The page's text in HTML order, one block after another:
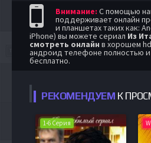
Внимание: С помощью
поддерживает онлайн
и планшетах таких как:
iPhone) вы можете сериал Из
смотреть онлайн в хорошем
андроид телефоне полностью
бесплатно.
РЕКОМЕНДУЕМ К
1-6 Серия